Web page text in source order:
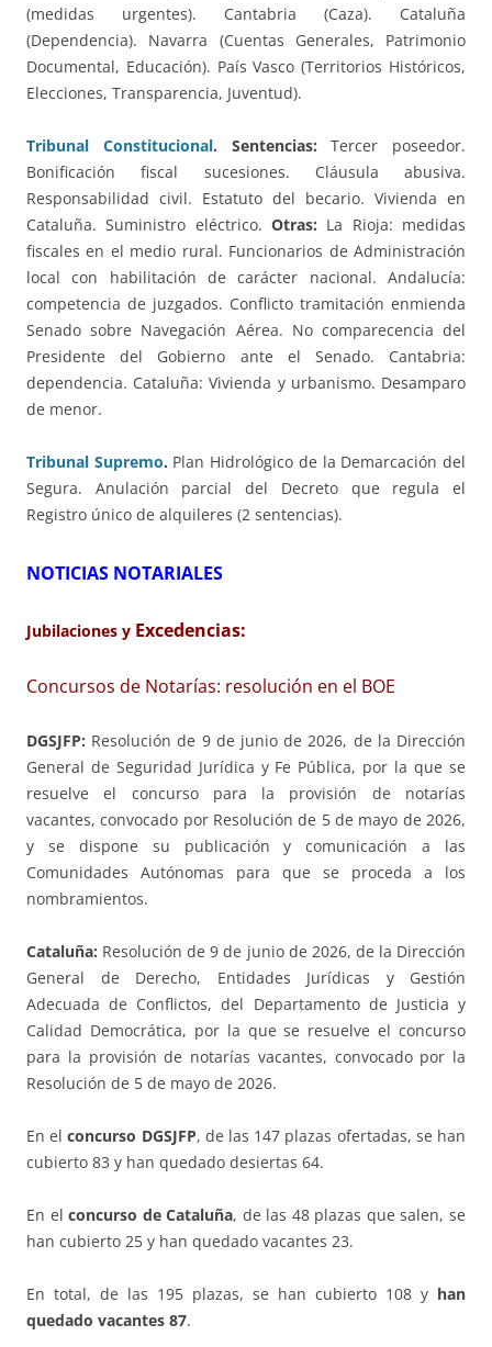
(medidas urgentes). Cantabria (Caza). Cataluña
(Dependencia). Navarra (Cuentas Generales, Patrimonio
Documental, Educación). País Vasco (Territorios Históricos,
Elecciones, Transparencia, Juventud).
Tribunal Constitucional. Sentencias: Tercer poseedor.
Bonificación fiscal sucesiones. Cláusula abusiva.
Responsabilidad civil. Estatuto del becario. Vivienda en
Cataluña. Suministro eléctrico. Otras: La Rioja: medidas
fiscales en el medio rural. Funcionarios de Administración
local con habilitación de carácter nacional. Andalucía:
competencia de juzgados. Conflicto tramitación enmienda
Senado sobre Navegación Aérea. No comparecencia del
Presidente del Gobierno ante el Senado. Cantabria:
dependencia. Cataluña: Vivienda y urbanismo. Desamparo
de menor.
Tribunal Supremo. Plan Hidrológico de la Demarcación del
Segura. Anulación parcial del Decreto que regula el
Registro único de alquileres (2 sentencias).
NOTICIAS NOTARIALES
Jubilaciones y Excedencias:
Concursos de Notarías: resolución en el BOE
DGSJFP: Resolución de 9 de junio de 2026, de la Dirección
General de Seguridad Jurídica y Fe Pública, por la que se
resuelve el concurso para la provisión de notarías
vacantes, convocado por Resolución de 5 de mayo de 2026,
y se dispone su publicación y comunicación a las
Comunidades Autónomas para que se proceda a los
nombramientos.
Cataluña: Resolución de 9 de junio de 2026, de la Dirección
General de Derecho, Entidades Jurídicas y Gestión
Adecuada de Conflictos, del Departamento de Justicia y
Calidad Democrática, por la que se resuelve el concurso
para la provisión de notarías vacantes, convocado por la
Resolución de 5 de mayo de 2026.
En elconcurso DGSJFP, de las 147 plazas ofertadas, se han
cubierto 83 y han quedado desiertas 64.
En elconcurso de Cataluña, de las 48 plazas que salen, se
han cubierto 25 y han quedado vacantes 23.
En total, de las 195 plazas, se han cubierto 108 y han
quedado vacantes 87.